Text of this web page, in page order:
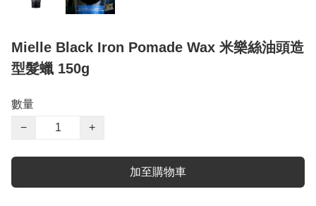
Mielle Black Iron Pomade Wax 米樂絲油頭造
型髮蠟 150g
數量
−
+
加至購物車